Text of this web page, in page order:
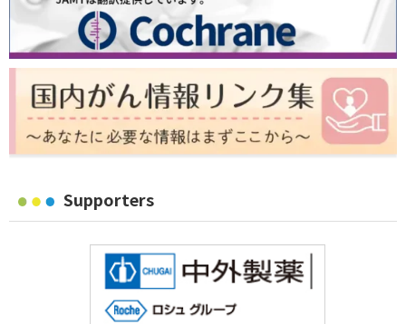
Supporters